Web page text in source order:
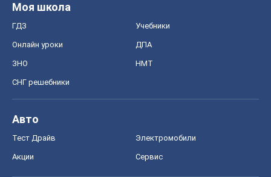
Моя школа
ГДЗ Учебники
Онлайн уроки ДПА
ЗНО НМТ
СНГ решебники
Авто
Тест Драйв Электромобили
Акции Сервис